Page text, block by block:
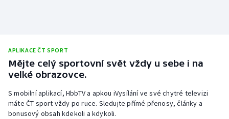
Ostatní
APLIKACE ČT SPORT
Mějte celý sportovní svět vždy u sebe i na
velké obrazovce.
S mobilní aplikací, HbbTV a apkou iVysílání ve své chytré televizi
máte ČT sport vždy po ruce. Sledujte přímé přenosy, články a
bonusový obsah kdekoli a kdykoli.